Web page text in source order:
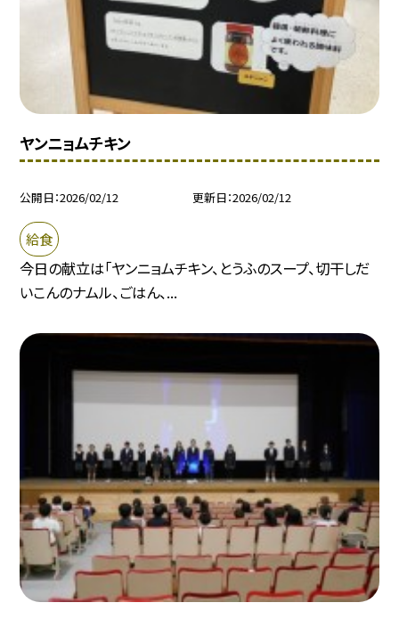
ヤンニョムチキン
公開日 2026/02/12 更新日 2026/02/12
給食
今日の献立は「ヤンニョムチキン、とうふのスープ、切干しだ
いこんのナムル、ごはん、...